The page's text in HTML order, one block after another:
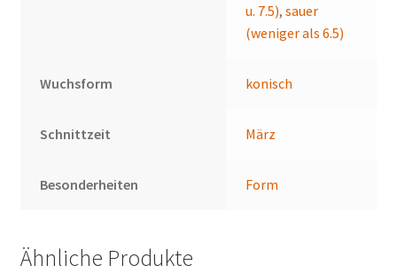
u. 7.5),sauer
(weniger als 6.5)
Wuchsform konisch
Schnittzeit März
Besonderheiten Form
Ähnliche Produkte